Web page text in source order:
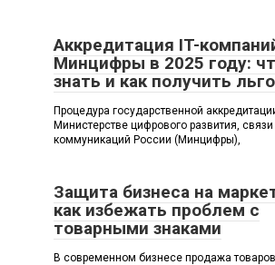
Аккредитация IT-
Минцифры в 2025 году:
знать и как получить
Процедура государственной
Министерстве цифрового развития,
коммуникаций России (Минцифры),
Защита бизнеса на
как избежать проблем с
товарными знаками
В современном бизнесе продажа